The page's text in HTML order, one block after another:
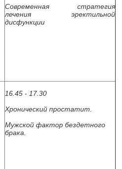
Современная стратегия
лечения эректильной
дисфункции
16.45 - 17.30
Хронический простатит.
Мужской фактор бездетного
брака.